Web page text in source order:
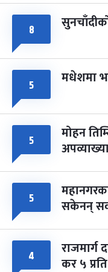
८
५ मधेशमा
५ मोहन
५ सकेनन्
४ राजमार्ग
कर ५